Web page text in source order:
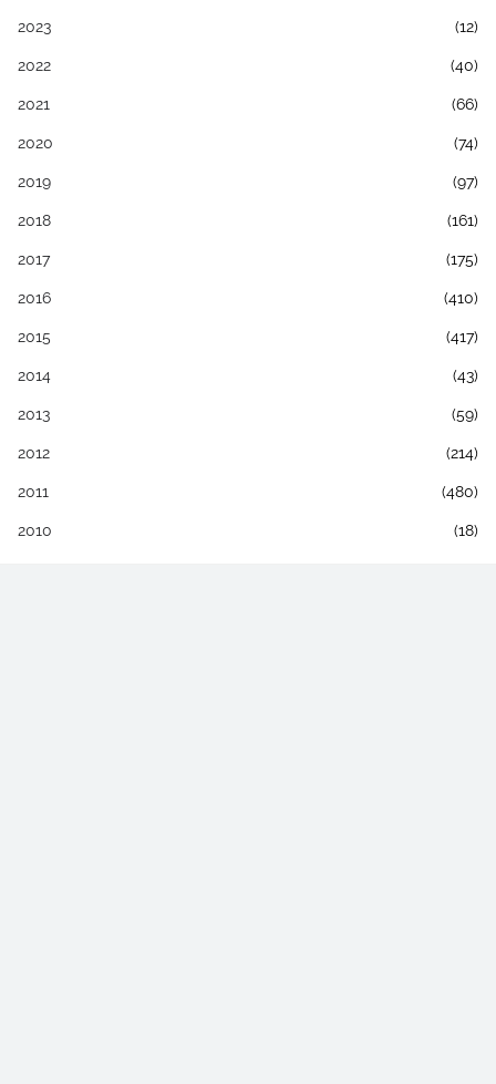
2023 (12)
2022 (40)
2021 (66)
2020 (74)
2019 (97)
2018 (161)
2017 (175)
2016 (410)
2015 (417)
2014 (43)
2013 (59)
2012 (214)
2011 (480)
2010 (18)